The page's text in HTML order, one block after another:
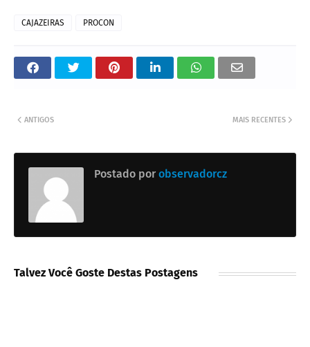
CAJAZEIRAS PROCON
MAIS RECENTES
ANTIGOS
Postado por observadorcz
Talvez Você Goste Destas Postagens